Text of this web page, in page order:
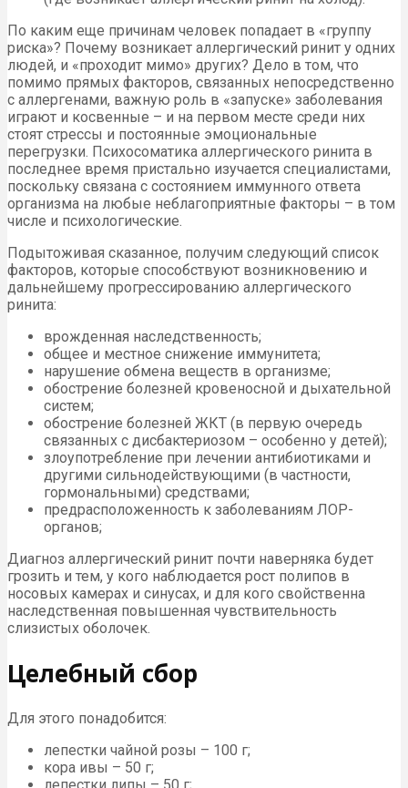
По каким еще причинам человек попадает в «группу
риска»? Почему возникает аллергический ринит у одних
людей, и «проходит мимо» других? Дело в том, что
помимо прямых факторов, связанных непосредственно
с аллергенами, важную роль в «запуске» заболевания
играют и косвенные – и на первом месте среди них
стоят стрессы и постоянные эмоциональные
перегрузки. Психосоматика аллергического ринита в
последнее время пристально изучается специалистами,
поскольку связана с состоянием иммунного ответа
организма на любые неблагоприятные факторы – в том
числе и психологические.
Подытоживая сказанное, получим следующий список
факторов, которые способствуют возникновению и
дальнейшему прогрессированию аллергического
ринита:
врожденная наследственность;
общее и местное снижение иммунитета;
нарушение обмена веществ в организме;
обострение болезней кровеносной и дыхательной
систем;
обострение болезней ЖКТ (в первую очередь
связанных с дисбактериозом – особенно у детей);
злоупотребление при лечении антибиотиками и
другими сильнодействующими (в частности,
гормональными) средствами;
предрасположенность к заболеваниям ЛОР-
органов;
Диагноз аллергический ринит почти наверняка будет
грозить и тем, у кого наблюдается рост полипов в
носовых камерах и синусах, и для кого свойственна
наследственная повышенная чувствительность
слизистых оболочек.
Целебный сбор
Для этого понадобится:
лепестки чайной розы – 100 г;
кора ивы – 50 г;
лепестки липы – 50 г;